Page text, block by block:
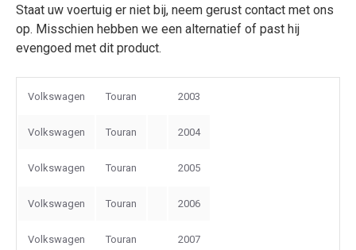
Staat uw voertuig er niet bij, neem gerust contact met ons
op. Misschien hebben we een alternatief of past hij
evengoed met dit product.
Volkswagen Touran 2003
Volkswagen Touran 2004
Volkswagen Touran 2005
Volkswagen Touran 2006
Volkswagen Touran 2007